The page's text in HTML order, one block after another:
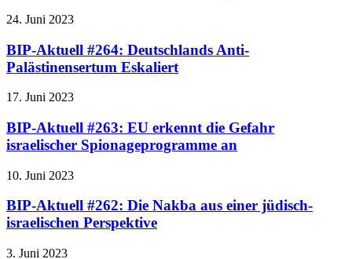
24. Juni 2023
BIP-Aktuell #264: Deutschlands Anti-
Palästinensertum Eskaliert
17. Juni 2023
BIP-Aktuell #263: EU erkennt die Gefahr
israelischer Spionageprogramme an
10. Juni 2023
BIP-Aktuell #262: Die Nakba aus einer jüdisch-
israelischen Perspektive
3. Juni 2023